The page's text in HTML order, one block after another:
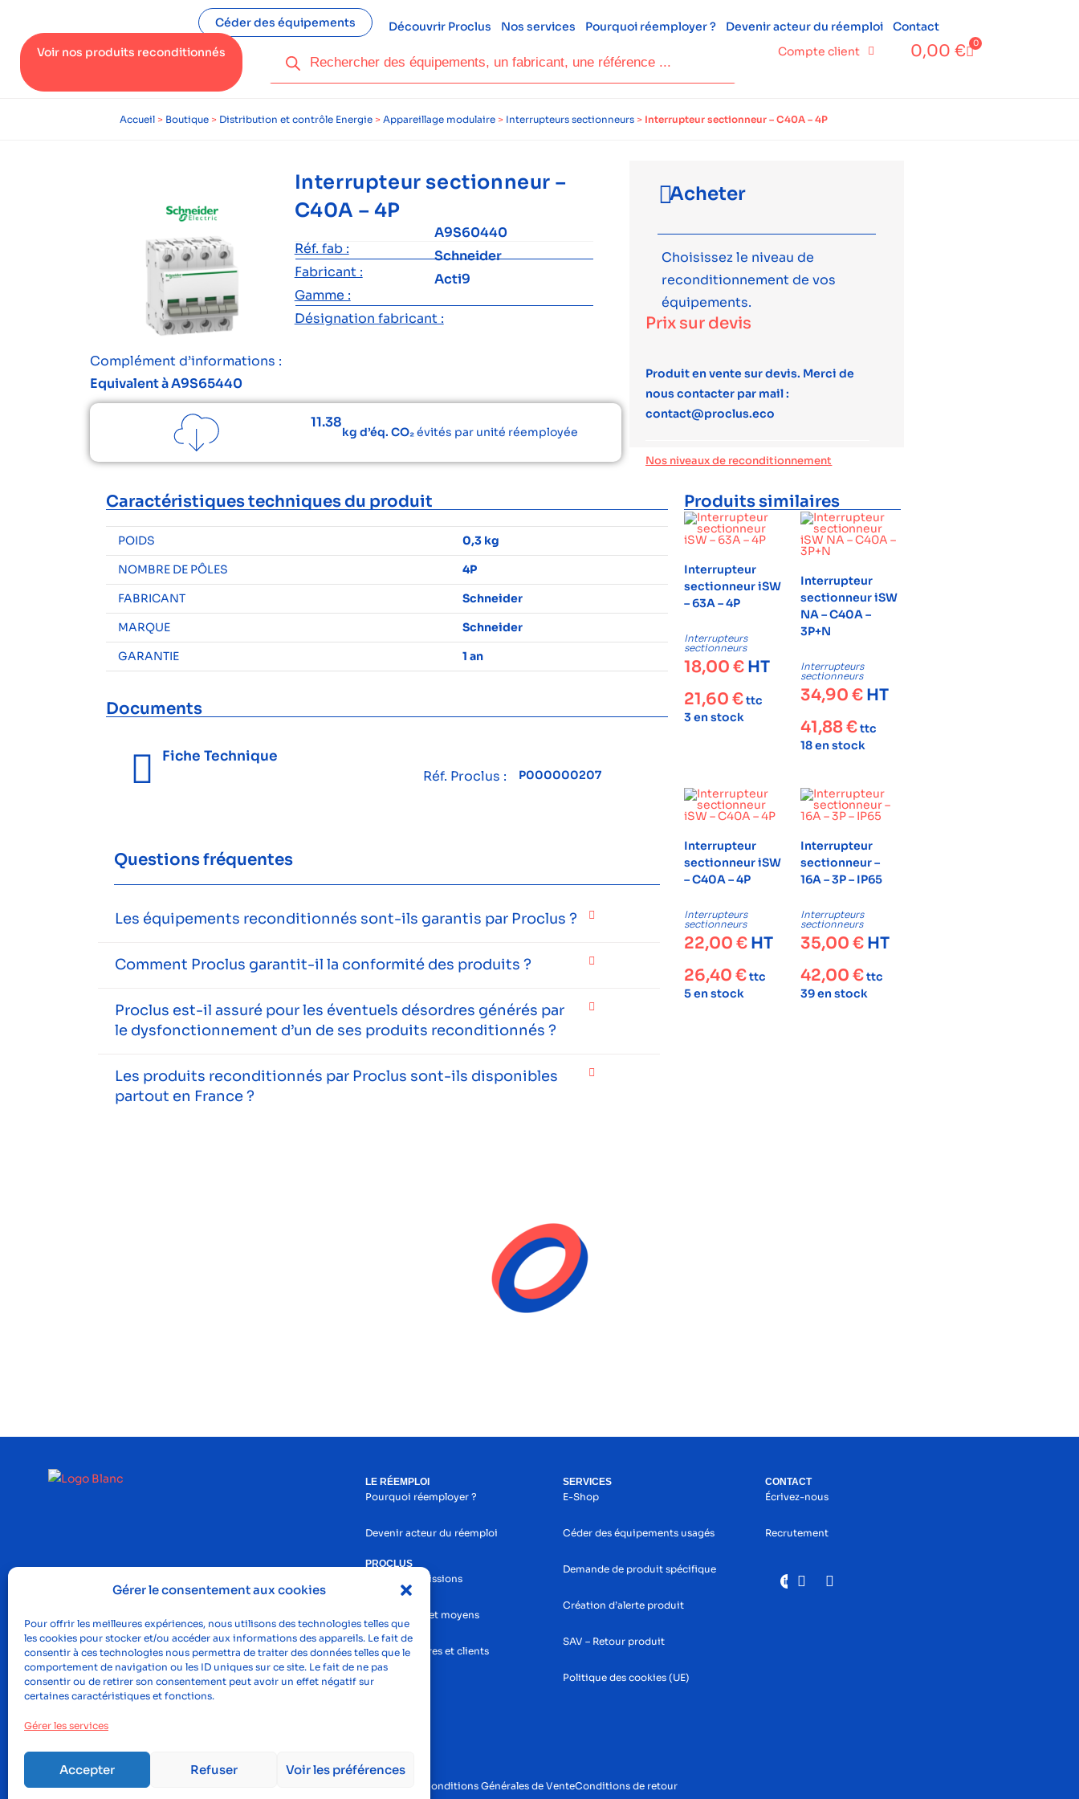
Gérer le consentement aux cookies
Pour offrir les meilleures expériences, nous utilisons des technologies telles que
les cookies pour stocker et/ou accéder aux informations des appareils. Le fait de
consentir à ces technologies nous permettra de traiter des données telles que le
comportement de navigation ou les ID uniques sur ce site. Le fait de ne pas
consentir ou de retirer son consentement peut avoir un effet négatif sur
certaines caractéristiques et fonctions.
Gérer les services
Accepter Refuser Voir les préférences
Céder des équipements Découvrir Proclus Nos services Pourquoi réemployer ? Devenir acteur du réemploi
Contact
Voir nos produits reconditionnés
Compte client 0,00 € 0
Accueil > Boutique > Distribution et contrôle Energie > Appareillage modulaire > Interrupteurs sectionneurs > Interrupteur sectionneur – C40A – 4P
Interrupteur sectionneur –
C40A – 4P
Réf. fab :
A9S60440
Fabricant :
Schneider
Gamme :
Acti9
Désignation fabricant :
Complément d’informations :
Equivalent à A9S65440
11.38
kg d’éq. CO₂évités par unité réemployée
Acheter
Choisissez le niveau de
reconditionnement de vos
équipements.
Prix sur devis
Produit en vente sur devis. Merci de
nous contacter par mail :
contact@proclus.eco
Nos niveaux de reconditionnement
Caractéristiques techniques du produit
POIDS
0,3 kg
NOMBRE DE PÔLES
4P
FABRICANT
Schneider
MARQUE
Schneider
GARANTIE
1 an
Documents
Fiche Technique
Réf. Proclus :
P000000207
Questions fréquentes
Les équipements reconditionnés sont-ils garantis par Proclus ?
Comment Proclus garantit-il la conformité des produits ?
Proclus est-il assuré pour les éventuels désordres générés par
le dysfonctionnement d’un de ses produits reconditionnés ?
Les produits reconditionnés par Proclus sont-ils disponibles
partout en France ?
Produits similaires
Interrupteur
sectionneur iSW
– 63A – 4P
Interrupteurs
sectionneurs
18,00 € HT
21,60 €ttc
3 en stock
Interrupteur
sectionneur iSW
NA – C40A –
3P+N
Interrupteurs
sectionneurs
34,90 € HT
41,88€ttc
18 en stock
Interrupteur
sectionneur iSW
– C40A – 4P
Interrupteurs
sectionneurs
22,00 € HT
26,40 €ttc
5 en stock
Interrupteur
sectionneur –
16A – 3P – IP65
Interrupteurs
sectionneurs
35,00 € HT
42,00 €ttc
39 en stock
LE RÉEMPLOI
Pourquoi réemployer ?
Devenir acteur du réemploi
PROCLUS
Histoire et missions
Nos services et moyens
Nos partenaires et clients
SERVICES
E-Shop
Céder des équipements usagés
Demande de produit spécifique
Création d’alerte produit
SAV – Retour produit
Politique des cookies (UE)
CONTACT
Écrivez-nous
Recrutement
Conditions Générales de VenteConditions de retour